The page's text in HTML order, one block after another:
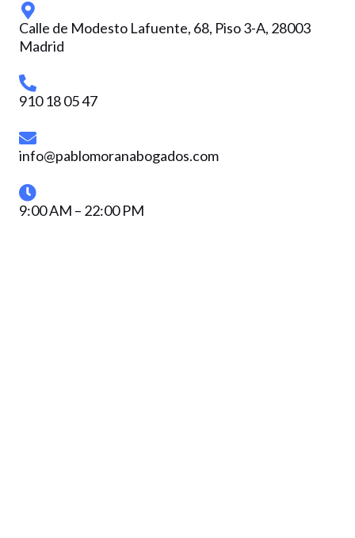
Calle de Modesto Lafuente, 68, Piso 3-A, 28003
Madrid
910 18 05 47
info@pablomoranabogados.com
9:00 AM – 22:00 PM